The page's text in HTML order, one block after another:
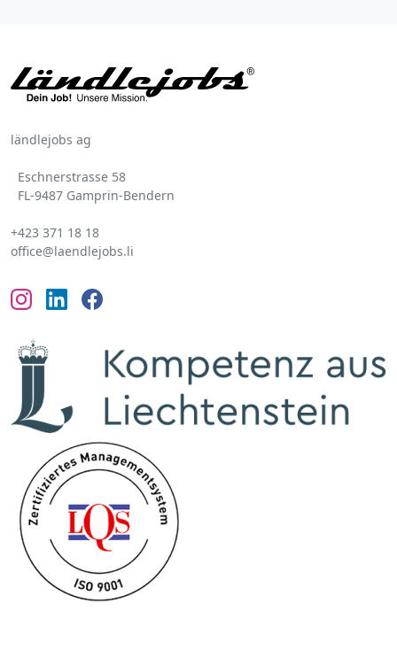
ländlejobs ag
Eschnerstrasse 58
FL-9487 Gamprin-Bendern
+423 371 18 18
office@laendlejobs.li